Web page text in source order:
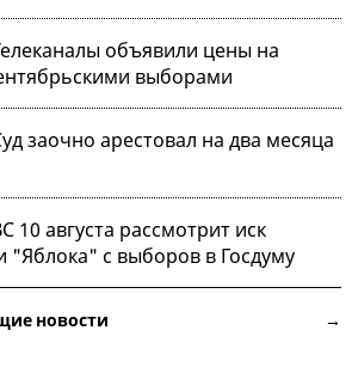
объявили цены на
выборами
заочно арестовал на два месяца
10 августа рассмотрит иск
"Яблока" с выборов в Госдуму
новости →